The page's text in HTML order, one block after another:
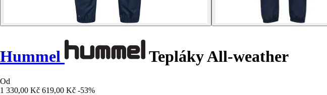
Hummel Tepláky All-weather
Od
1 330,00 Kč 619,00 Kč -53%